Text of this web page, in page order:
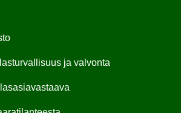
ja val­von­ta